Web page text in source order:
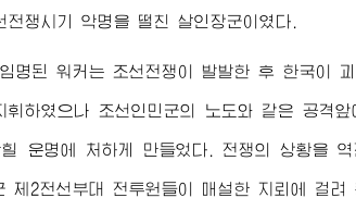
전쟁시기 악명을 떨친 살인 장군이였다.
명된 워커는 조선전쟁이 발발한 후 한국이
휘하였으나 조선인민군의 노도와 같은 공격
운명에 처하게 만들었다. 전쟁의 상황을
제2전선부대 전투원들이 매설한 지뢰에 걸